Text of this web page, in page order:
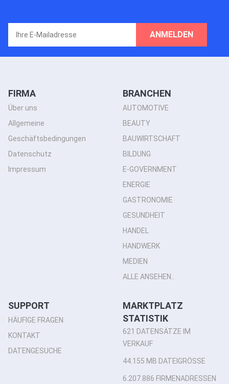
ANMELDEN
FIRMA
Über uns
Allgemeine
Geschäftsbedingungen
Datenschutz
Impressum
BRANCHEN
AUTOMOTIVE
BEAUTY
BAUWIRTSCHAFT
BILDUNG
E-GOVERNMENT
ENERGIE
GASTRONOMIE
GESUNDHEIT
HANDEL
HANDWERK
MEDIEN
ALLE ANSEHEN..
SUPPORT
HÄUFIGE FRAGEN
KONTAKT
DATENGESUCHE
MARKTPLATZ
STATISTIK
621 DATENSÄTZE IM
VERKAUF
44.155 MB DATEIGRÖSSE
6.207.886 FIRMENADRESSEN